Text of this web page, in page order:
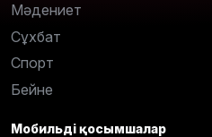
Мәдениет
Сұхбат
Спорт
Бейне
Мобильді қосымшалар